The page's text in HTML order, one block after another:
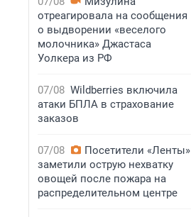
отреагировала на сообщения
о выдворении «веселого
молочника» Джастаса
Уолкера из РФ
07/08 Wildberries включила
атаки БПЛА в страхование
заказов
07/08
Посетители «Ленты»
заметили острую нехватку
овощей после пожара на
распределительном центре